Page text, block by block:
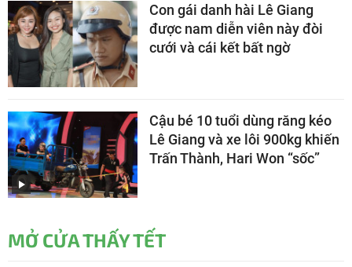
Con gái danh hài Lê Giang
được nam diễn viên này đòi
cưới và cái kết bất ngờ
Cậu bé 10 tuổi dùng răng kéo
Lê Giang và xe lôi 900kg khiến
Trấn Thành, Hari Won “sốc”
MỞ CỬA THẤY TẾT